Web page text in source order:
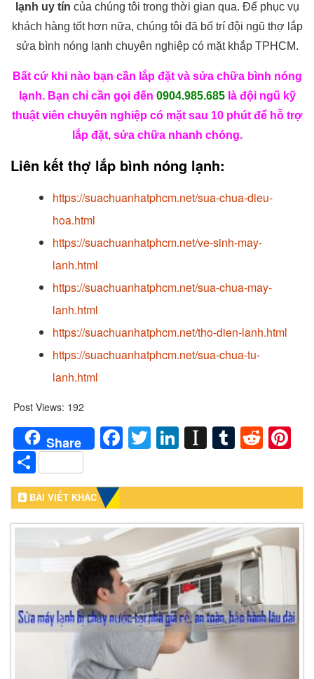
lạnh uy tín của chúng tôi trong thời gian qua. Để phục vụ
khách hàng tốt hơn nữa, chúng tôi đã bố trí đội ngũ thợ lắp
sửa bình nóng lạnh chuyên nghiệp có mặt khắp TPHCM.
Bất cứ khi nào bạn cần lắp đặt và sửa chữa bình nóng
lạnh. Bạn chỉ cần gọi đến 0904.985.685là đội ngũ kỹ
thuật viên chuyên nghiệp có mặt sau 10 phút để hỗ trợ
lắp đặt, sửa chữa nhanh chóng.
Liên kết thợ lắp bình nóng lạnh:
https://suachuanhatphcm.net/sua-chua-dieu-
hoa.html
https://suachuanhatphcm.net/ve-sinh-may-
lanh.html
https://suachuanhatphcm.net/sua-chua-may-
lanh.html
https://suachuanhatphcm.net/tho-dien-lanh.html
https://suachuanhatphcm.net/sua-chua-tu-
lanh.html
Post Views: 192
Share Facebook
Twitter
LinkedIn
Instapaper
Tumblr
Share
BÀI VIẾT KHÁC